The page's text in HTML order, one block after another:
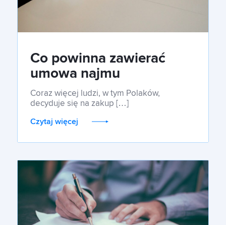
Co powinna zawierać
umowa najmu
okazjonalnego?
Coraz więcej ludzi, w tym Polaków,
decyduje się na zakup […]
Czytaj więcej